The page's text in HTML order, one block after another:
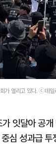
가 열리고 있다. ⓒ데
잇달아 공
심 성과급